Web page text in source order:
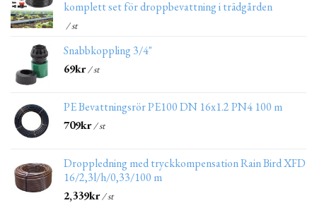
komplett set för droppbevattning i trädgården
/ st
Snabbkoppling 3/4"
69kr/ st
PE Bevattningsrör PE100 DN 16x1.2 PN4 100 m
709kr/ st
Droppledning med tryckkompensation Rain Bird XFD
16/2,3l/h/0,33/100 m
2,339kr/ st